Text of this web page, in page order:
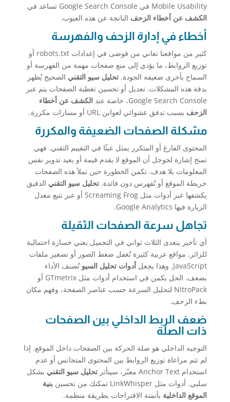
Mobile Usability في Google Search Console تساعد في
الكشف عن أخطاء الزحف الناتجة عن هذه العيوب.
أخطاء في إدارة الزحف والفهرسة
كثير من مواقعنا تعاني من فوضى في إعدادات robots.txt أو
توزيع الروابط، ما يؤدي إلى منع صفحات مهمة من الفهرسة أو
السماح بأخرى ضعيفة الجودة. تحليل سيو التقني الصحيح يُظهر
بدقة هذه المشكلات. تعديل أو تحسين تغطية الصفحات يتم عبر
Google Search Console، خاصة عند
الكشف عن أخطاء
الزحف بسبب تدفق عشوائي لعواين URL أو مسارات مكررة.
مشكلة الصفحات الضعيفة والمكررة
المحتوى الفارغ أو المتكرر يمثل عبئًا في التقييم التقني. فهي
تمنح إشارة لجوجل أن الموقع لا يقدم قيمة أو يعيد تدوير نفس
المعلومات بلا هدف. تكمن الخطورة حين تملأ هذه الصفحات
خريطة الموقع أو تُفهرس دون فائدة. تحليل سيو التقني الدقيق
يكشفها عبر أدوات مثل Screaming Frog أو عبر تتبع معدل
الزيارة فيها Google Analytics.
تجاهل سرعة الصفحات الثقيلة
أي تأخير يتعدى الثلاث ثواني في التحميل يعني خسارة احتمالية
للزائر. مواقع عربية كثيرة تُغفل ضغط الصور أو تصغير ملفات
JavaScript. وهذا يجعل
أدوات تحليل السيو تُصنف الأداء
بضعف. الحل يكمن في استخدام أدوات مثل GTmetrix أو
NitroPack لتحليل السرعة حسب عناصر الصفحة، وفهم مكان
بطء الزحف.
ضعف الربط الداخلي بين الصفحات
ذات الصلة
التوجيه الداخلي هو صلة الحركة بين الصفحات داخل الموقع. إذا
لم تتم مراعاة توزيع الروابط بين المحتوى المتجانس أو عدم
استخدام Anchor Text معبّر، سيتأثر
تحليل سيو التقني بشكل
سلبي. أدوات مثل LinkWhisper تمكنك من تحسين
بنية
الموقع الداخلية بأتمتة الاقتراحات بطريقة منظمة.